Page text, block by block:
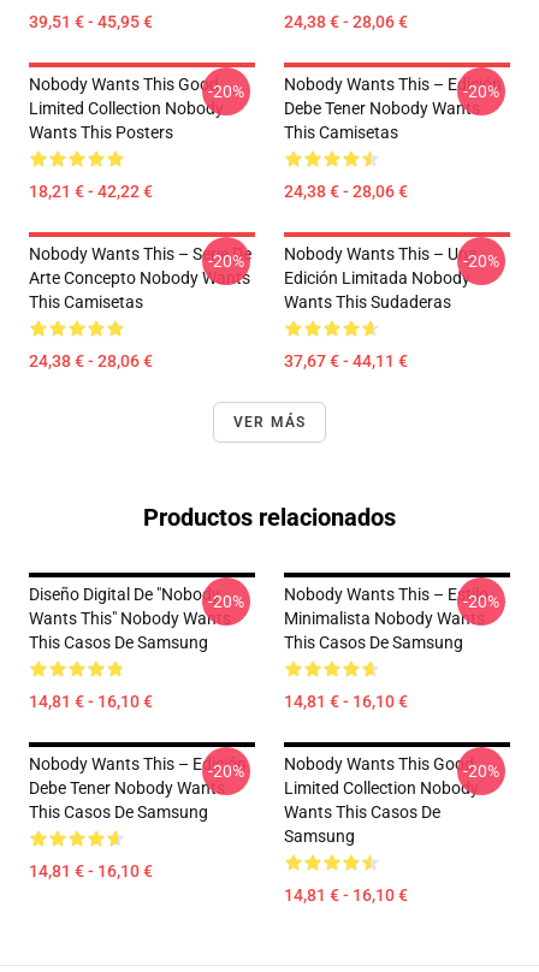
39,51 € - 45,95 € 24,38 € - 28,06 €
Nobody Wants This Good
Limited Collection Nobody
Wants This Posters
18,21 € - 42,22 €
-20%
Nobody Wants This – Edición
Debe Tener Nobody Wants
This Camisetas
24,38 € - 28,06 €
-20%
Nobody Wants This – Serie De
Arte Concepto Nobody Wants
This Camisetas
24,38 € - 28,06 €
-20%
Nobody Wants This – Una
Edición Limitada Nobody
Wants This Sudaderas
37,67 € - 44,11 €
-20%
VER MÁS
Productos relacionados
Diseño Digital De "Nobody
Wants This" Nobody Wants
This Casos De Samsung
14,81 € - 16,10 €
-20%
Nobody Wants This – Estilo
Minimalista Nobody Wants
This Casos De Samsung
14,81 € - 16,10 €
-20%
Nobody Wants This – Edición
Debe Tener Nobody Wants
This Casos De Samsung
14,81 € - 16,10 €
-20%
Nobody Wants This Good
Limited Collection Nobody
Wants This Casos De
Samsung
14,81 € - 16,10 €
-20%